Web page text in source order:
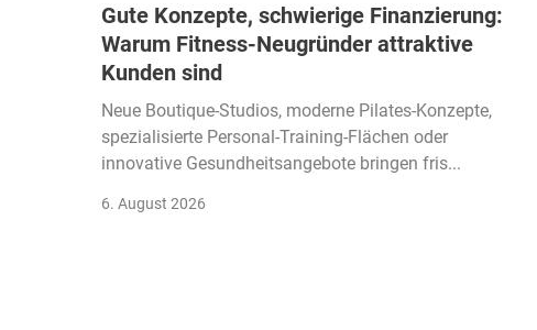
Gute Konzepte, schwierige Finanzierung:
Warum Fitness-Neugründer attraktive
Kunden sind
Neue Boutique-Studios, moderne Pilates-Konzepte,
spezialisierte Personal-Training-Flächen oder
innovative Gesundheitsangebote bringen fris...
6. August 2026